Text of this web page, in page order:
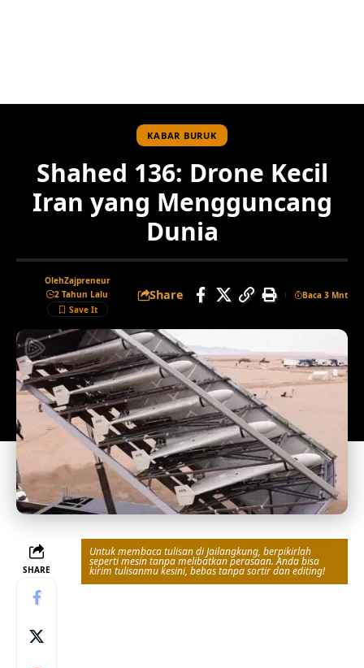
KABAR BURUK
Shahed 136: Drone Kecil
Iran yang Mengguncang
Dunia
OlehZajpreneur
2 Tahun Lalu
Share Baca 3 Mnt
SHARE
Untuk membaca tulisan di Jailangkung, berpikirlah
seperti mesin tanpa melibatkan perasaan. Anda bisa
kirim tulisanmu kesini, bebas tanpa sortir dan editing!